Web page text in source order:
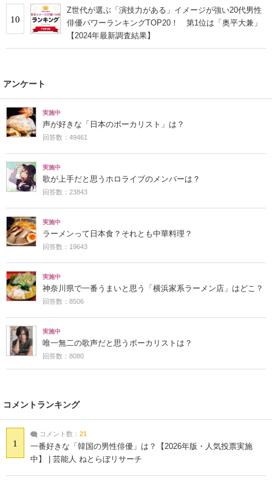
10
Z世代が選ぶ「演技力がある」イメージが強い20代男性
俳優パワーランキングTOP20！ 第1位は「奥平大兼」
【2024年最新調査結果】
アンケート
実施中
声が好きな「日本のボーカリスト」は？
回答数：49461
実施中
歌が上手だと思うホロライブのメンバーは？
回答数：23843
実施中
ラーメンって日本食？それとも中華料理？
回答数：19643
実施中
神奈川県で一番うまいと思う「横浜家系ラーメン店」はどこ？
回答数：8506
実施中
唯一無二の歌声だと思うボーカリストは？
回答数：8080
コメントランキング
1
コメント数： 21
一番好きな「韓国の男性俳優」は？【2026年版・人気投票実施
中】 | 芸能人 ねとらぼリサーチ